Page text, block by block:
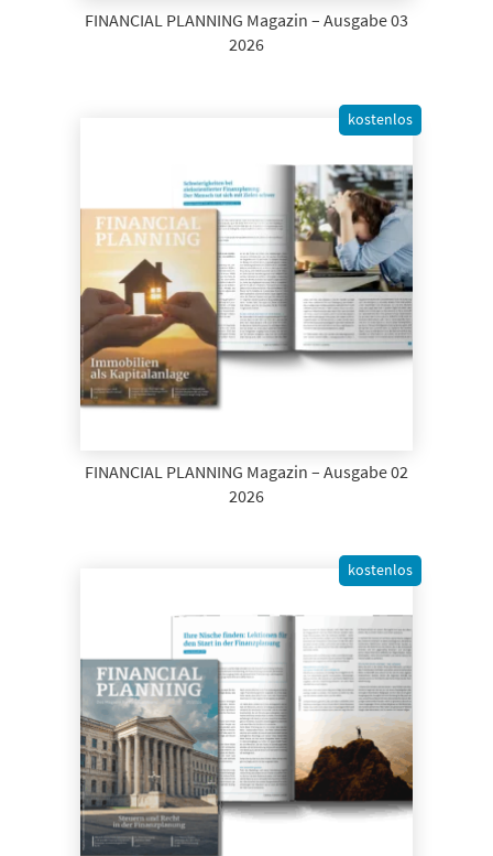
FINANCIAL PLANNING Magazin – Ausgabe 03
2026
FINANCIAL PLANNING Magazin – Ausgabe 02
2026
kostenlos
kostenlos